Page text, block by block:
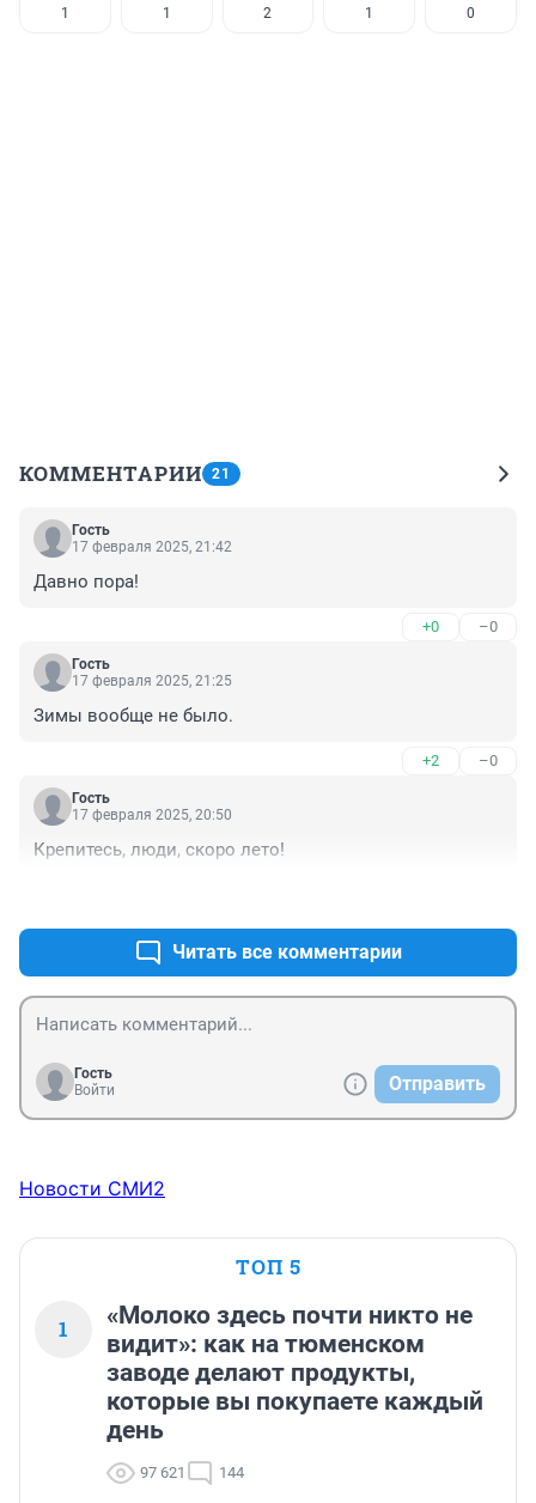
1 1 2 1 0
КОММЕНТАРИИ 21
Гость
17 февраля 2025, 21:42
Давно пора!
+0 –0
Гость
17 февраля 2025, 21:25
Зимы вообще не было.
+2 –0
Гость
17 февраля 2025, 20:50
Крепитесь, люди, скоро лето!
Читать все комментарии
Гость
Войти
Отправить
Новости СМИ2
ТОП 5
1
«Молоко здесь почти никто не
видит»: как на тюменском
заводе делают продукты,
которые вы покупаете каждый
день
97 621 144